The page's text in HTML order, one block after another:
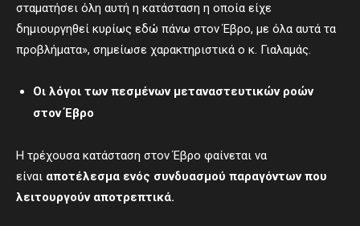
σταματήσει όλη αυτή η κατάσταση η οποία είχε
δημιουργηθεί κυρίως εδώ πάνω στον Έβρο, με όλα αυτά τα
προβλήματα», σημείωσε χαρακτηριστικά ο κ. Γιαλαμάς.
Οι λόγοι των πεσμένων μεταναστευτικών ροών
στον Έβρο
Η τρέχουσα κατάσταση στον Έβρο φαίνεται να
είναι αποτέλεσμα ενός συνδυασμού παραγόντων που
λειτουργούν αποτρεπτικά.